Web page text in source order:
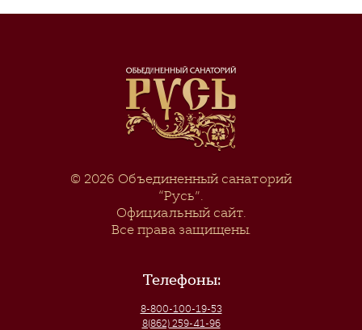
© 2026 Объединенный санаторий
“Русь”.
Официальный сайт.
Все права защищены.
Телефоны:
8-800-100-19-53
8(862) 259-41-96